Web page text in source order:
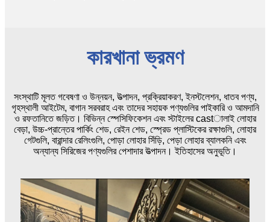
কারখানা ভ্রমণ
সংস্থাটি মূলত গবেষণা ও উন্নয়ন, উত্পাদন, প্রক্রিয়াকরণ, ইনস্টলেশন, ধাতব পণ্য,
গৃহস্থালী আইটেম, বাগান সরবরাহ এবং তাদের সহায়ক পণ্যগুলির পাইকারি ও আমদানি
ও রফতানিতে জড়িত। বিভিন্ন স্পেসিফিকেশন এবং স্টাইলের castালাই লোহার
বেড়া, উচ্চ-প্রান্তের পার্কিং শেড, রেইন শেড, স্প্রেড প্লাস্টিকের রক্ষাগুলি, লোহার
গেটগুলি, বারান্দার রেলিংগুলি, পোড়া লোহার সিঁড়ি, পেড়া লোহার ব্যালকনি এবং
অন্যান্য সিরিজের পণ্যগুলির পেশাদার উত্পাদন। ইতিহাসের অনুভূতি।